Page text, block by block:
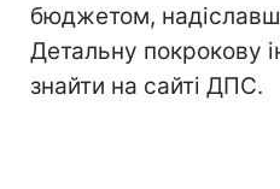
бюджетом,
Детальну покрокову
знайти на сайті ДПС.